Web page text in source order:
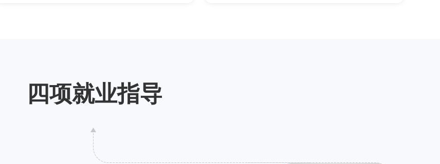
四项就业指导